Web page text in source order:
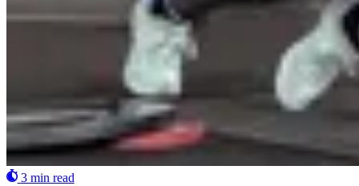
3 min read